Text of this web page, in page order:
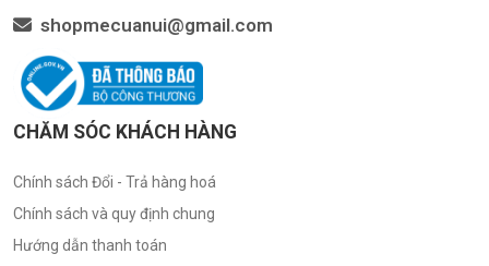
shopmecuanui@gmail.com
CHĂM SÓC KHÁCH HÀNG
Chính sách Đổi - Trả hàng hoá
Chính sách và quy định chung
Hướng dẫn thanh toán